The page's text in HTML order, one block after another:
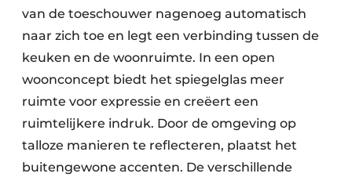
van de toeschouwer nagenoeg automatisch
naar zich toe en legt een verbinding tussen de
keuken en de woonruimte. In een open
woonconcept biedt het spiegelglas meer
ruimte voor expressie en creëert een
ruimtelijkere indruk. Door de omgeving op
talloze manieren te reflecteren, plaatst het
buitengewone accenten. De verschillende